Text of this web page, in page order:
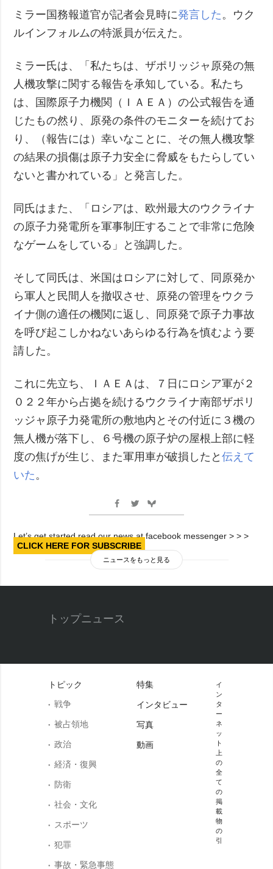
ミラー国務報道官が記者会見時に発言した 。ウク
ルインフォルムの特派員が伝えた。
ミラー氏は、「私たちは、ザポリッジャ原発の無
人機攻撃に関する報告を承知している。私たち
は、国際原子力機関（ＩＡＥＡ）の公式報告を通
じたもの然り、原発の条件のモニターを続けてお
り、（報告には）幸いなことに、その無人機攻撃
の結果の損傷は原子力安全に脅威をもたらしてい
ないと書かれている」と発言した。
同氏はまた、「ロシアは、欧州最大のウクライナ
の原子力発電所を軍事制圧することで非常に危険
なゲームをしている」と強調した。
そして同氏は、米国はロシアに対して、同原発か
ら軍人と民間人を撤収させ、原発の管理をウクラ
イナ側の適任の機関に返し、同原発で原子力事故
を呼び起こしかねないあらゆる行為を慎むよう要
請した。
これに先立ち、ＩＡＥＡは、７日にロシア軍が２
０２２年から占拠を続けるウクライナ南部ザポリ
ッジャ原子力発電所の敷地内とその付近に３機の
無人機が落下し、６号機の原子炉の屋根上部に軽
度の焦げが生じ、また軍用車が破損したと伝えて
いた 。
Let’s get started read our news at facebook messenger > > >
CLICK HERE FOR SUBSCRIBE
ニュースをもっと見る
トップニュース
トピック
戦争
被占領地
政治
経済・復興
防衛
社会・文化
スポーツ
犯罪
事故・緊急事態
特集
インタビュー
写真
動画
イ
ン
タ
ー
ネ
ッ
ト
上
の
全
て
の
掲
載
物
の
引